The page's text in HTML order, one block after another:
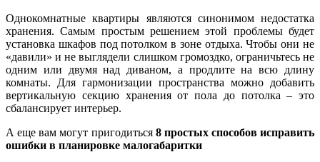
Однокомнатные квартиры являются синонимом недостатка
хранения. Самым простым решением этой проблемы будет
установка шкафов под потолком в зоне отдыха. Чтобы они не
«давили» и не выглядели слишком громоздко, ограничьтесь не
одним или двумя над диваном, а продлите на всю длину
комнаты. Для гармонизации пространства можно добавить
вертикальную секцию хранения от пола до потолка – это
сбалансирует интерьер.
А еще вам могут пригодиться 8 простых способов исправить
ошибки в планировке малогабаритки